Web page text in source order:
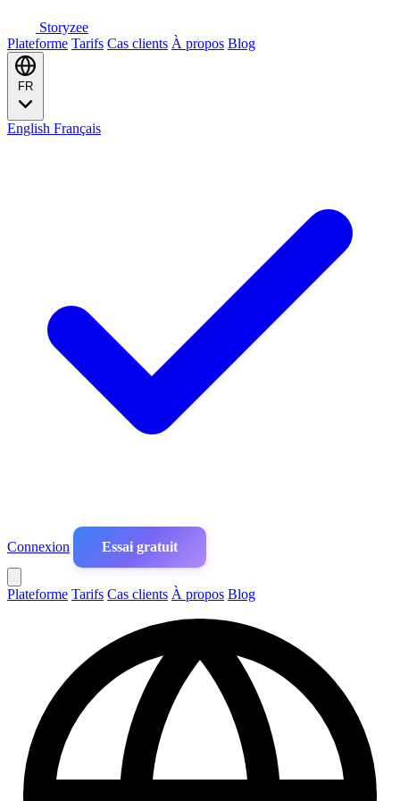
Storyzee
Plateforme Tarifs Cas clients À propos Blog
English Français
Connexion Essai gratuit
Plateforme Tarifs Cas clients À propos Blog